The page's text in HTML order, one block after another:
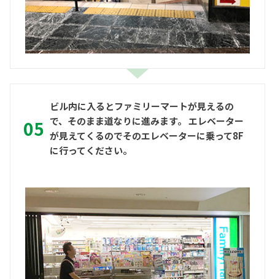
ビル内に入るとファミリーマートが見えるの
で、そのまま道なりに進みます。 エレベーター
が見えてくるのでそのエレベーターに乗って8F
に行ってください。